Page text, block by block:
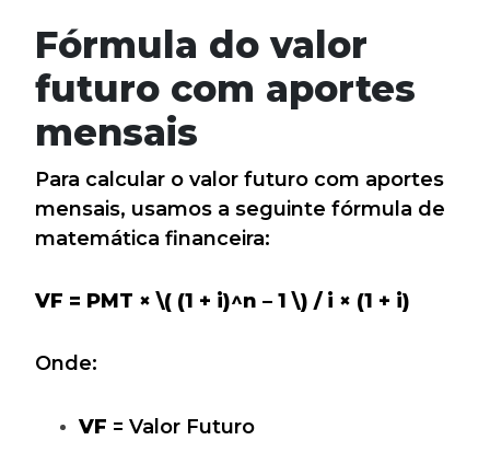
Fórmula do valor
futuro com aportes
mensais
Para calcular o valor futuro com aportes
mensais, usamos a seguinte fórmula de
matemática financeira:
VF = PMT ×\( (1 + i)^n – 1 \) / i × (1 + i)
Onde:
VF = Valor Futuro